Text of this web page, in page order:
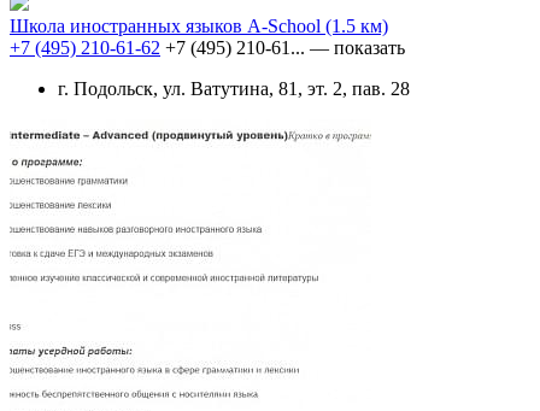
Школа иностранных языков A-School (1.5 км)
+7 (495) 210-61-62 +7 (495) 210-61... — показать
г. Подольск, ул. Ватутина, 81, эт. 2, пав. 28